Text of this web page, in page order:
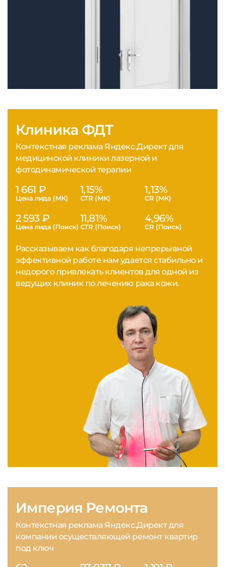
Империя Ремонта
Контекстная реклама Яндекс.Директ для
компании осуществляющей ремонт квартир
под ключ
Клиника ФДТ
Контекстная реклама Яндекс.Директ для
медицинской клиники лазерной и
фотодинамической терапии
1 661 ₽
Цена лида (МК)
1,15%
CTR (МК)
1,13%
CR (МК)
2 593 ₽
Цена лида (Поиск)
11,81%
CTR (Поиск)
4,96%
CR (Поиск)
Рассказываем как благодаря непрерывной
эффективной работе нам удается стабильно и
недорого привлекать клиентов для одной из
ведущих клиник по лечению рака кожи.